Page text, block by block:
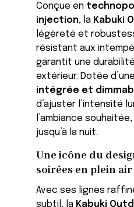
Conçue en
injection, la Kabuki
légèreté et
résistant aux
garantit une
extérieur. Dotée d’une
intégrée et
d’ajuster l’intensité
l’ambiance
jusqu’à la nuit.
Une icône du
soirées en plein air
Avec ses lignes
subtil, la Kabuki